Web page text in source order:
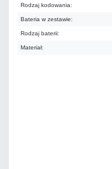
Rodzaj kodowania:
Bateria w zestawie:
Rodzaj baterii:
Materiał: